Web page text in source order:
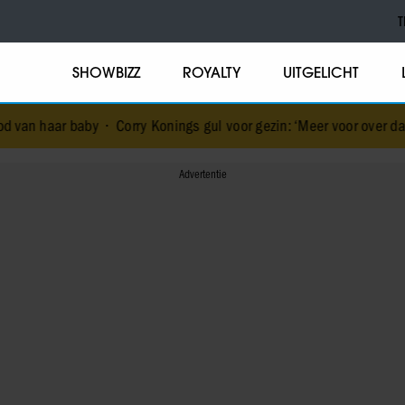
SHOWBIZZ ROYALTY UITGELICHT
Corry Konings gul voor gezin: ‘Meer voor over dan voor mezelf’•